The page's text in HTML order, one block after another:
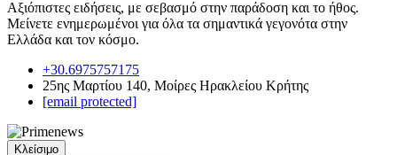
Αξιόπιστες ειδήσεις, με σεβασμό στην παράδοση και το ήθος.
Μείνετε ενημερωμένοι για όλα τα σημαντικά γεγονότα στην
Ελλάδα και τον κόσμο.
+30.6975757175
25ης Μαρτίου 140, Μοίρες Ηρακλείου Κρήτης
[email protected]
Κλείσιμο